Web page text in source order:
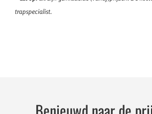
trapspecialist.